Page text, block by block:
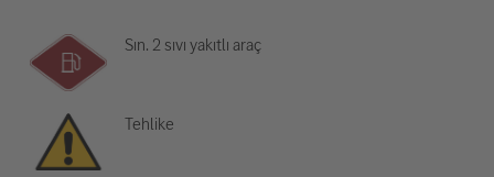
Sın. 2 sıvı yakıtlı araç
Tehlike